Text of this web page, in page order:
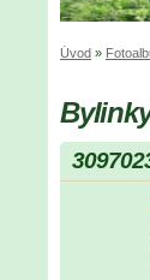
Úvod »